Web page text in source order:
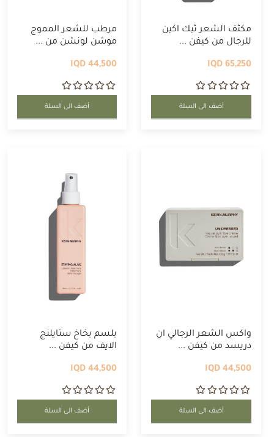
مكثف الشعر ثيك اكين
للرجال من كيفن ...
65,250 IQD
أضف الى السلة
مرطب للشعر المموج
موشن لونشن من ...
44,500 IQD
أضف الى السلة
واكس الشعر الرجالي ان
دريسد من كيفن ...
44,500 IQD
أضف الى السلة
بلسم بخاخ ستايلنج
الايف من كيفن ...
44,500 IQD
أضف الى السلة